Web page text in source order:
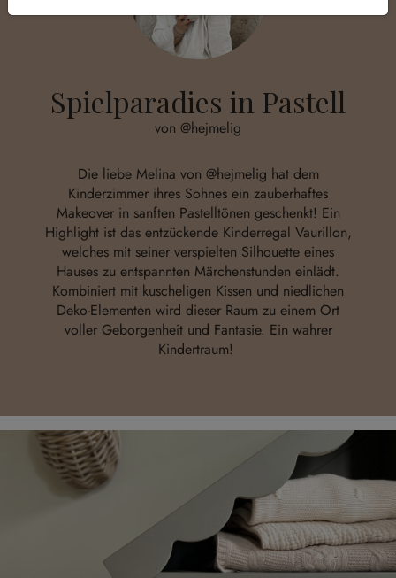
Spielparadies in Pastell
von @hejmelig
Die liebe Melina von @hejmelig hat dem
Kinderzimmer ihres Sohnes ein zauberhaftes
Makeover in sanften Pastelltönen geschenkt! Ein
Highlight ist das entzückende Kinderregal Vaurillon,
welches mit seiner verspielten Silhouette eines
Hauses zu entspannten Märchenstunden einlädt.
Kombiniert mit kuscheligen Kissen und niedlichen
Deko-Elementen wird dieser Raum zu einem Ort
voller Geborgenheit und Fantasie. Ein wahrer
Kindertraum!